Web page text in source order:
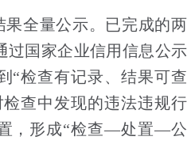
果全量公示。已完成的两
过国家企业信用信息公示
“检查有记录、结果可查
查中发现的违法违规行
，形成“检查—处置—公